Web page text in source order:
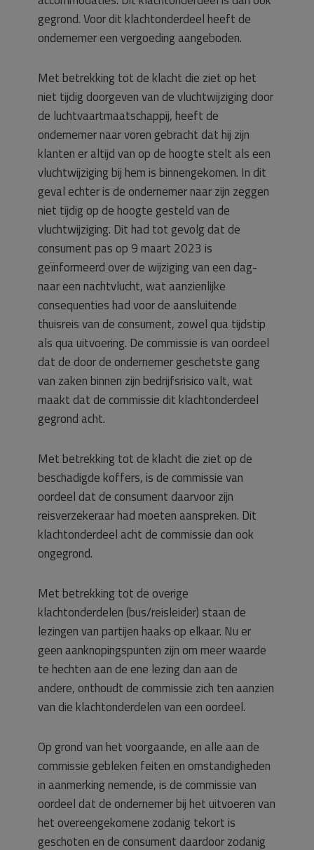
gegrond. Voor dit klachtonderdeel heeft de
ondernemer een vergoeding aangeboden.
Met betrekking tot de klacht die ziet op het
niet tijdig doorgeven van de vluchtwijziging door
de luchtvaartmaatschappij, heeft de
ondernemer naar voren gebracht dat hij zijn
klanten er altijd van op de hoogte stelt als een
vluchtwijziging bij hem is binnengekomen. In dit
geval echter is de ondernemer naar zijn zeggen
niet tijdig op de hoogte gesteld van de
vluchtwijziging. Dit had tot gevolg dat de
consument pas op 9 maart 2023 is
geïnformeerd over de wijziging van een dag-
naar een nachtvlucht, wat aanzienlijke
consequenties had voor de aansluitende
thuisreis van de consument, zowel qua tijdstip
als qua uitvoering. De commissie is van oordeel
dat de door de ondernemer geschetste gang
van zaken binnen zijn bedrijfsrisico valt, wat
maakt dat de commissie dit klachtonderdeel
gegrond acht.
Met betrekking tot de klacht die ziet op de
beschadigde koffers, is de commissie van
oordeel dat de consument daarvoor zijn
reisverzekeraar had moeten aanspreken. Dit
klachtonderdeel acht de commissie dan ook
ongegrond.
Met betrekking tot de overige
klachtonderdelen (bus/reisleider) staan de
lezingen van partijen haaks op elkaar. Nu er
geen aanknopingspunten zijn om meer waarde
te hechten aan de ene lezing dan aan de
andere, onthoudt de commissie zich ten aanzien
van die klachtonderdelen van een oordeel.
Op grond van het voorgaande, en alle aan de
commissie gebleken feiten en omstandigheden
in aanmerking nemende, is de commissie van
oordeel dat de ondernemer bij het uitvoeren van
het overeengekomene zodanig tekort is
geschoten en de consument daardoor zodanig